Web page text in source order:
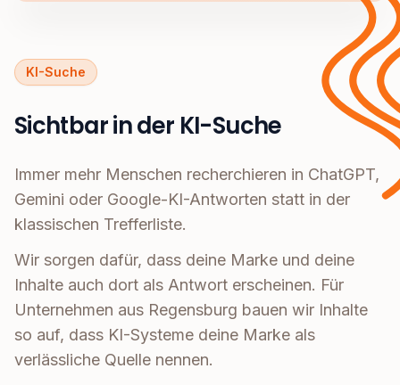
KI-Suche
Sichtbar in der KI-Suche
Immer mehr Menschen recherchieren in ChatGPT,
Gemini oder Google-KI-Antworten statt in der
klassischen Trefferliste.
Wir sorgen dafür, dass deine Marke und deine
Inhalte auch dort als Antwort erscheinen. Für
Unternehmen aus Regensburg bauen wir Inhalte
so auf, dass KI-Systeme deine Marke als
verlässliche Quelle nennen.